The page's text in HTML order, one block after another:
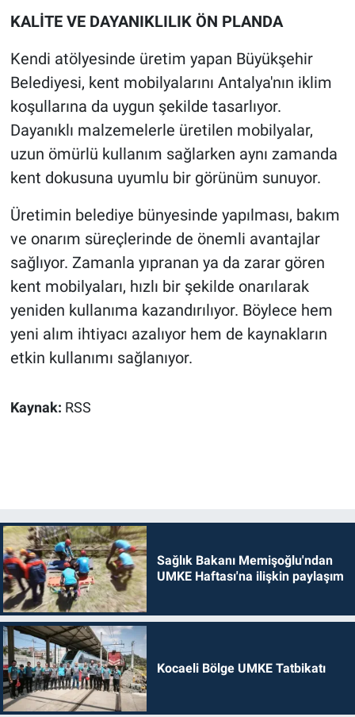
KALİTE VE DAYANIKLILIK ÖN PLANDA
Kendi atölyesinde üretim yapan Büyükşehir
Belediyesi, kent mobilyalarını Antalya'nın iklim
koşullarına da uygun şekilde tasarlıyor.
Dayanıklı malzemelerle üretilen mobilyalar,
uzun ömürlü kullanım sağlarken aynı zamanda
kent dokusuna uyumlu bir görünüm sunuyor.
Üretimin belediye bünyesinde yapılması, bakım
ve onarım süreçlerinde de önemli avantajlar
sağlıyor. Zamanla yıpranan ya da zarar gören
kent mobilyaları, hızlı bir şekilde onarılarak
yeniden kullanıma kazandırılıyor. Böylece hem
yeni alım ihtiyacı azalıyor hem de kaynakların
etkin kullanımı sağlanıyor.
Kaynak: RSS
Sağlık Bakanı Memişoğlu'ndan
UMKE Haftası'na ilişkin paylaşım
Kocaeli Bölge UMKE Tatbikatı